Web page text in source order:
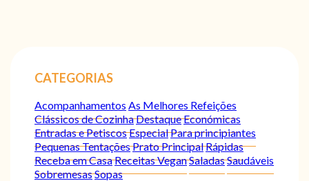
CATEGORIAS
Acompanhamentos As Melhores Refeições
Clássicos de CozinhaDestaqueEconómicas
Entradas e PetiscosEspecialPara principiantes
Pequenas TentaçõesPrato PrincipalRápidas
Receba em CasaReceitas VeganSaladasSaudáveis
SobremesasSopas